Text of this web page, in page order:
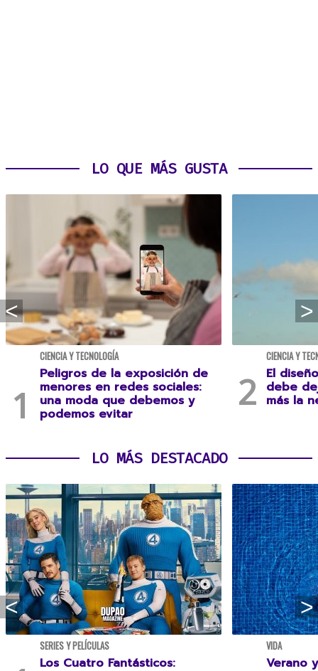
LO QUE MÁS GUSTA
CIENCIA Y TECNOLOGÍA
Peligros de la exposición de
menores en redes sociales:
una moda que debemos y
podemos evitar
CIENCIA Y
El
debe
más la
LO MÁS DESTACADO
SERIES Y PELÍCULAS
Los Cuatro Fantásticos:
VIDA
Verano